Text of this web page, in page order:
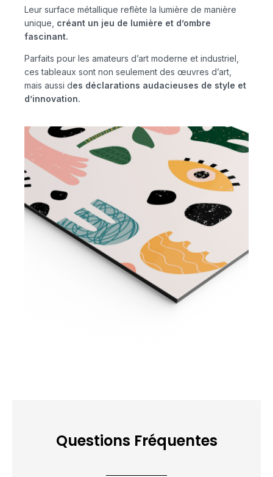
Leur surface métallique reflète la lumière de manière
unique, créant un jeu de lumière et d’ombre
fascinant.
Parfaits pour les amateurs d’art moderne et industriel,
ces tableaux sont non seulement des œuvres d’art,
mais aussi des déclarations audacieuses de style et
d’innovation.
Questions Fréquentes